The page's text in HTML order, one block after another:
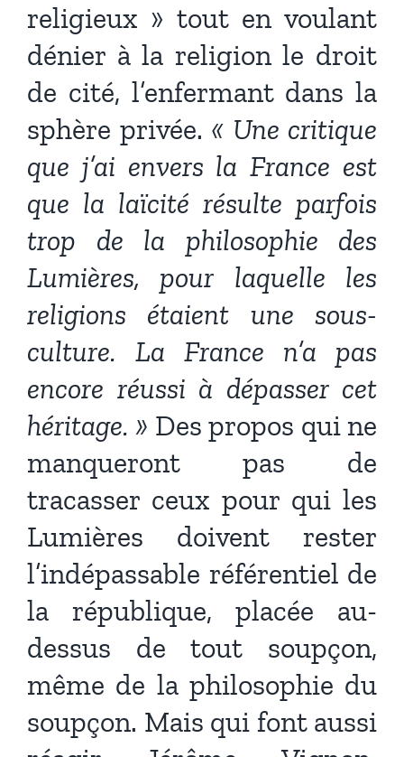
religieux » tout en voulant
dénier à la religion le droit
de cité, l’enfermant dans la
sphère privée. « Une critique
que j’ai envers la France est
que la laïcité résulte parfois
trop de la philosophie des
Lumières, pour laquelle les
religions étaient une sous-
culture. La France n’a pas
encore réussi à dépasser cet
héritage. » Des propos qui ne
manqueront pas de
tracasser ceux pour qui les
Lumières doivent rester
l’indépassable référentiel de
la république, placée au-
dessus de tout soupçon,
même de la philosophie du
soupçon. Mais qui font aussi